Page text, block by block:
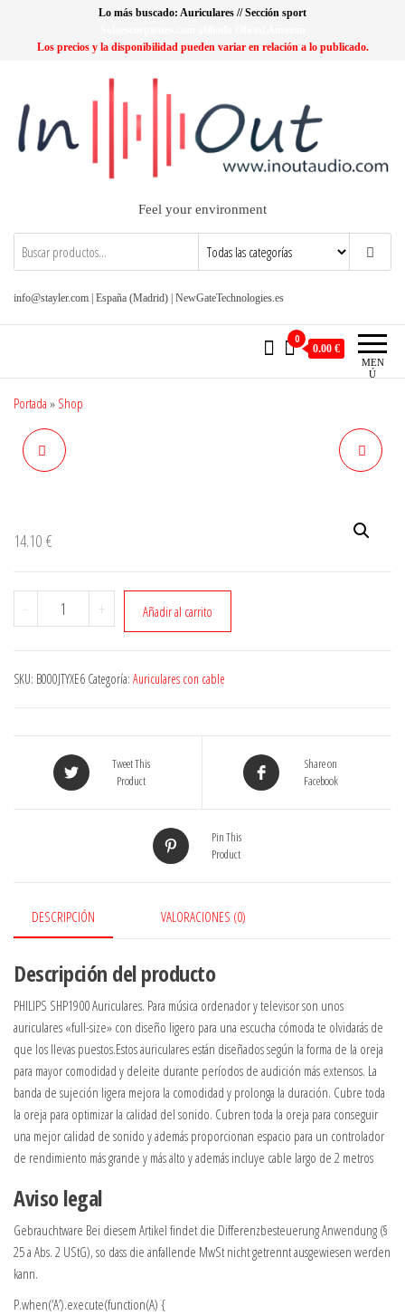
contenido
Lo más buscado: Auriculares // Sección sport
Los precios y la disponibilidad pueden variar en relación a lo publicado.
Feel your environment
info@stayler.com | España (Madrid) | NewGateTechnologies.es
MEN
Ú
0
0.00 €
Portada » Shop
14.10 €
- Cantidad + Añadir al carrito
SKU: B000JTYXE6 Categoría: Auriculares con cable
Tweet This
Product
Share on
Facebook
Pin This
Product
DESCRIPCIÓN VALORACIONES (0)
Descripción del producto
PHILIPS SHP1900 Auriculares. Para música ordenador y televisor son unos
auriculares «full-size» con diseño ligero para una escucha cómoda te olvidarás de
que los llevas puestos.Estos auriculares están diseñados según la forma de la oreja
para mayor comodidad y deleite durante períodos de audición más extensos. La
banda de sujeción ligera mejora la comodidad y prolonga la duración. Cubre toda
la oreja para optimizar la calidad del sonido. Cubren toda la oreja para conseguir
una mejor calidad de sonido y además proporcionan espacio para un controlador
de rendimiento más grande y más alto y además incluye cable largo de 2 metros
Aviso legal
Gebrauchtware Bei diesem Artikel findet die Differenzbesteuerung Anwendung (§
25 a Abs. 2 UStG), so dass die anfallende MwSt nicht getrennt ausgewiesen werden
kann.
P.when(‘A’).execute(function(A) {